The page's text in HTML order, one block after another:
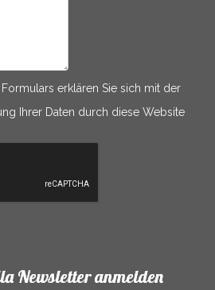
erklären Sie sich mit der
Ihrer Daten durch diese Website
Newsletter anmelden